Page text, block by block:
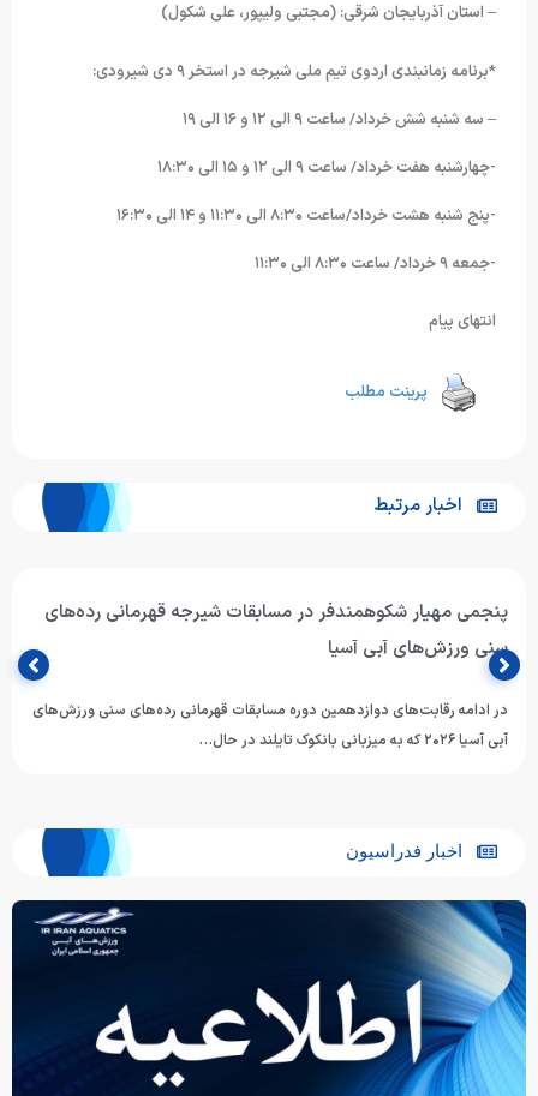
– استان آذربایجان شرقی: (مجتبی ولیپور، علی شکول)
*برنامه زمانبندی اردوی تیم ملی شیرجه در استخر ۹ دی شیرودی:
– سه شنبه شش خرداد/ ساعت ۹ الی ۱۲ و ۱۶ الی ۱۹
-چهارشنبه هفت خرداد/ ساعت ۹ الی ۱۲ و ۱۵ الی ۱۸:۳۰
-پنج شنبه هشت خرداد/ساعت ۸:۳۰ الی ۱۱:۳۰ و ۱۴ الی ۱۶:۳۰
-جمعه ۹ خرداد/ ساعت ۸:۳۰ الی ۱۱:۳۰
انتهای پیام
پرینت مطلب
اخبار مرتبط
پنجمی مهیار شکوهمندفر در مسابقات شیرجه قهرمانی رده‌های
سنی ورزش‌های آبی آسیا
در ادامه رقابت‌های دوازدهمین دوره مسابقات قهرمانی رده‌های سنی ورزش‌های
آبی آسیا ۲۰۲۶ که به میزبانی بانکوک تایلند در حال…
اخبار فدراسیون